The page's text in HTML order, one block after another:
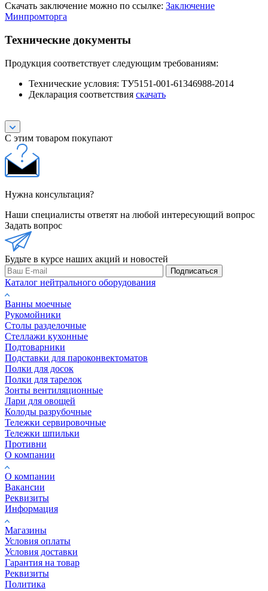
Скачать заключение можно по ссылке: Заключение
Минпромторга
Технические документы
Продукция соответствует следующим требованиям:
Технические условия: ТУ5151-001-61346988-2014
Декларация соответствия скачать
С этим товаром покупают
Нужна консультация?
Наши специалисты ответят на любой интересующий вопрос
Задать вопрос
Будьте в курсе наших акций и новостей
Подписаться
Каталог нейтрального оборудования
Ванны моечные
Рукомойники
Столы разделочные
Стеллажи кухонные
Подтоварники
Подставки для пароконвектоматов
Полки для досок
Полки для тарелок
Зонты вентиляционные
Лари для овощей
Колоды разрубочные
Тележки сервировочные
Тележки шпильки
Противни
О компании
О компании
Вакансии
Реквизиты
Информация
Магазины
Условия оплаты
Условия доставки
Гарантия на товар
Реквизиты
Политика